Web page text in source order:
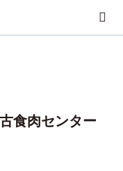
市役所で豚肉販売実
食肉センター